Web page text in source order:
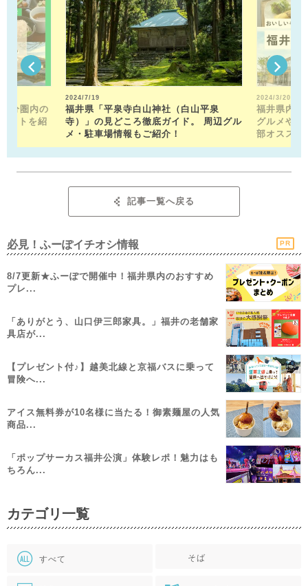
分圏内の
ットを紹
2024/7/19
福井県「平泉寺白山神社（白山平泉
寺）」の見どころ徹底ガイド。 周辺グル
メ・駐車場情報もご紹介！
2024/3/20
福井県内の
グルメや近
部オススメ
記事一覧へ戻る
必見！ふーぽイチオシ情報 PR
8/7更新★ふーぽで開催中！福井県内のおすすめ
プレ...
「ありがとう、山口伊三郎家具。」福井の老舗家
具店が...
【プレゼント付♪】越美北線と京福バスに乗って
冒険へ...
アイス無料券が10名様に当たる！御素麺屋の人気
商品...
「ポップサーカス福井公演」体験レポ！魅力はも
ちろん...
カテゴリ一覧
すべて そば